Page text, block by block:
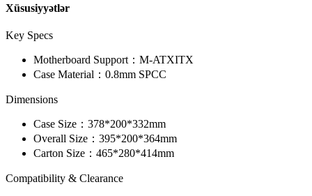
Xüsusiyyətlər
Key Specs
Motherboard Support： M-ATXITX
Case Material： 0.8mm SPCC
Dimensions
Case Size： 378*200*332mm
Overall Size： 395*200*364mm
Carton Size： 465*280*414mm
Compatibility & Clearance